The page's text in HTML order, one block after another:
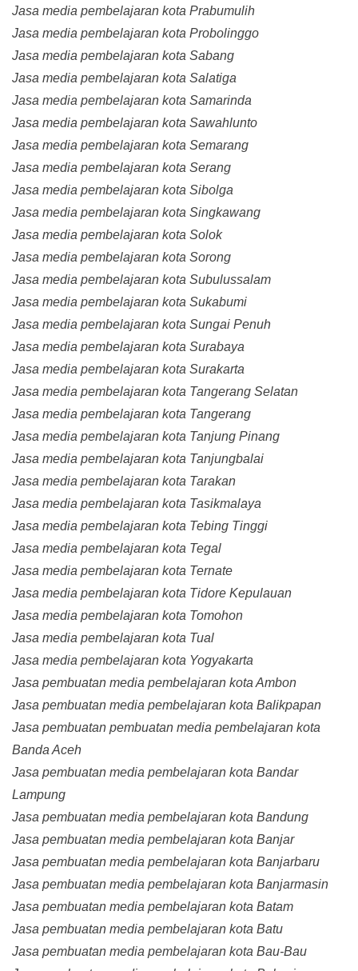
Jasa media pembelajaran kota Prabumulih
Jasa media pembelajaran kota Probolinggo
Jasa media pembelajaran kota Sabang
Jasa media pembelajaran kota Salatiga
Jasa media pembelajaran kota Samarinda
Jasa media pembelajaran kota Sawahlunto
Jasa media pembelajaran kota Semarang
Jasa media pembelajaran kota Serang
Jasa media pembelajaran kota Sibolga
Jasa media pembelajaran kota Singkawang
Jasa media pembelajaran kota Solok
Jasa media pembelajaran kota Sorong
Jasa media pembelajaran kota Subulussalam
Jasa media pembelajaran kota Sukabumi
Jasa media pembelajaran kota Sungai Penuh
Jasa media pembelajaran kota Surabaya
Jasa media pembelajaran kota Surakarta
Jasa media pembelajaran kota Tangerang Selatan
Jasa media pembelajaran kota Tangerang
Jasa media pembelajaran kota Tanjung Pinang
Jasa media pembelajaran kota Tanjungbalai
Jasa media pembelajaran kota Tarakan
Jasa media pembelajaran kota Tasikmalaya
Jasa media pembelajaran kota Tebing Tinggi
Jasa media pembelajaran kota Tegal
Jasa media pembelajaran kota Ternate
Jasa media pembelajaran kota Tidore Kepulauan
Jasa media pembelajaran kota Tomohon
Jasa media pembelajaran kota Tual
Jasa media pembelajaran kota Yogyakarta
Jasa pembuatan media pembelajaran kota Ambon
Jasa pembuatan media pembelajaran kota Balikpapan
Jasa pembuatan pembuatan media pembelajaran kota
Banda Aceh
Jasa pembuatan media pembelajaran kota Bandar
Lampung
Jasa pembuatan media pembelajaran kota Bandung
Jasa pembuatan media pembelajaran kota Banjar
Jasa pembuatan media pembelajaran kota Banjarbaru
Jasa pembuatan media pembelajaran kota Banjarmasin
Jasa pembuatan media pembelajaran kota Batam
Jasa pembuatan media pembelajaran kota Batu
Jasa pembuatan media pembelajaran kota Bau-Bau